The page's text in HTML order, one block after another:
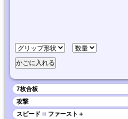
7枚合板
攻撃
スピード ■ ファースト＋